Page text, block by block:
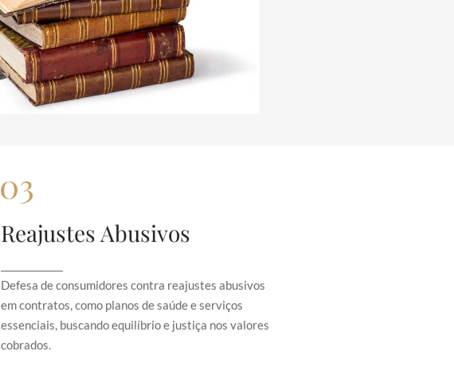
Reajustes Abusivos
Defesa de consumidores contra reajustes abusivos
em contratos, como planos de saúde e serviços
essenciais, buscando equilíbrio e justiça nos valores
cobrados.
Reajustes Abusivos
serviços essenciais, buscando equilíbrio e
justiça nos valores cobrados.